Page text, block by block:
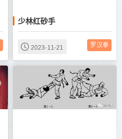
少林红砂手
2023-11-21 罗汉拳